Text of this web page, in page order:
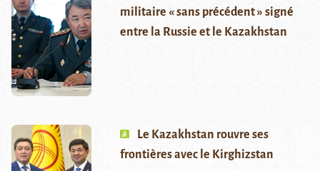
militaire « sans précédent » signé
entre la Russie et le Kazakhstan
Le Kazakhstan rouvre ses
frontières avec le Kirghizstan